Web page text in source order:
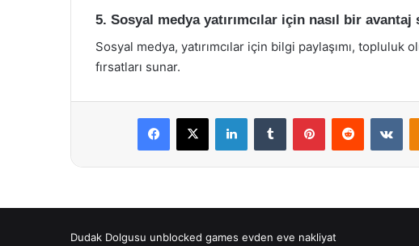
5. Sosyal medya yatırımcılar için nasıl bir avantaj
Sosyal medya, yatırımcılar için bilgi paylaşımı, topluluk
fırsatları sunar.
Facebook
X LinkedInTumblr PinterestReddit
Dudak Dolgusu unblocked games evden eve nakliyat